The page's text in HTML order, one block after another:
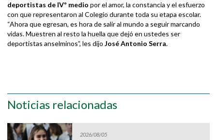
deportistas de IVº medio por el amor, la constancia y el esfuerzo
con que representaron al Colegio durante toda su etapa escolar.
“Ahora que egresan, es hora de salir al mundo a seguir marcando
vidas. Muestren al resto la huella que dejó en ustedes ser
deportistas anselminos”, les dijo José Antonio Serra.
Noticias relacionadas
2026/08/05